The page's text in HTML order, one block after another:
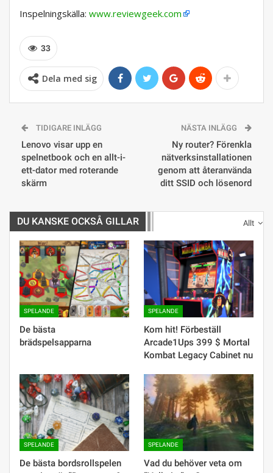
Inspelningskälla: www.reviewgeek.com
33
Dela med sig
TIDIGARE INLÄGG
Lenovo visar upp en
spelnetbook och en allt-i-
ett-dator med roterande
skärm
NÄSTA INLÄGG
Ny router? Förenkla
nätverksinstallationen
genom att återanvända
ditt SSID och lösenord
Allt
DU KANSKE OCKSÅ GILLAR
SPELANDE
De bästa
brädspelsapparna
SPELANDE
Kom hit! Förbeställ
Arcade1Ups 399 $ Mortal
Kombat Legacy Cabinet nu
SPELANDE
De bästa bordsrollspelen
SPELANDE
Vad du behöver veta om